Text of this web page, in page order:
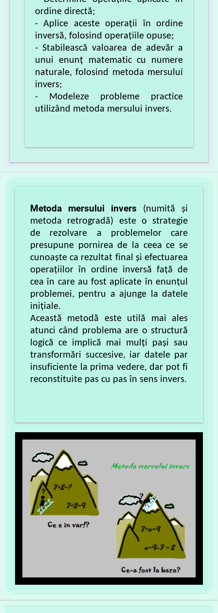
ordine directă;
- Aplice aceste operații în ordine
inversă, folosind operațiile opuse;
- Stabilească valoarea de adevăr a
unui enunț matematic cu numere
naturale, folosind metoda mersului
invers;
- Modeleze probleme practice
utilizând metoda mersului invers.
Metoda mersului invers
(numită și
metoda retrogradă) este o strategie
de rezolvare a problemelor care
presupune pornirea de la ceea ce se
cunoaște ca rezultat final și efectuarea
operațiilor în ordine inversă față de
cea în care au fost aplicate în enunțul
problemei, pentru a ajunge la datele
inițiale.
Această metodă este utilă mai ales
atunci când problema are o structură
logică ce implică mai mulți pași sau
transformări succesive, iar datele par
insuficiente la prima vedere, dar pot fi
reconstituite pas cu pas în sens invers.